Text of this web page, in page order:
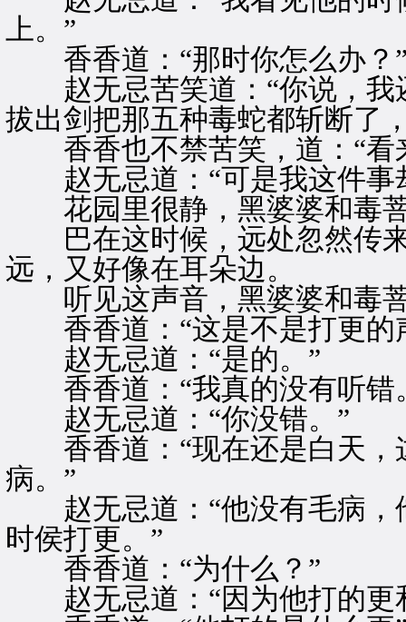
上。”
香香道：“那时你怎么办？
赵无忌苦笑道：“你说，我
拔出剑把那五种毒蛇都斩断了
香香也不禁苦笑，道：“看
赵无忌道：“可是我这件事
花园里很静，黑婆婆和毒菩
巴在这时候，远处忽然传来
远，又好像在耳朵边。
听见这声音，黑婆婆和毒菩
香香道：“这是不是打更的
赵无忌道：“是的。”
香香道：“我真的没有听错
赵无忌道：“你没错。”
香香道：“现在还是白天，
病。”
赵无忌道：“他没有毛病，
时侯打更。”
香香道：“为什么？”
赵无忌道：“因为他打的更